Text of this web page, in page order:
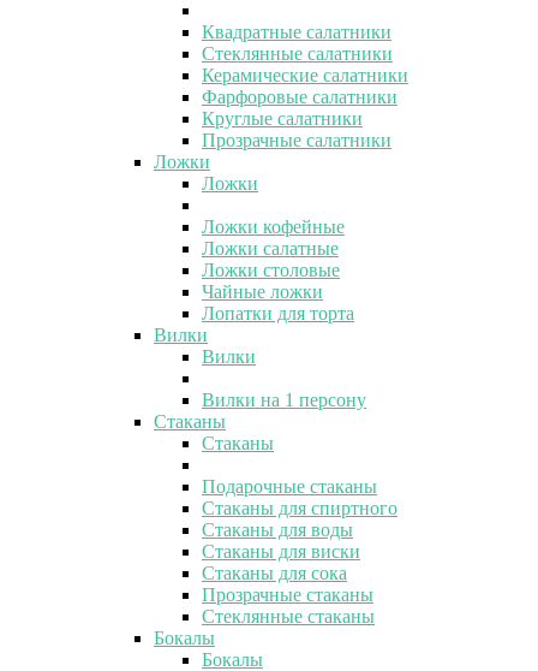
Квадратные салатники
Стеклянные салатники
Керамические салатники
Фарфоровые салатники
Круглые салатники
Прозрачные салатники
Ложки
Ложки
Ложки кофейные
Ложки салатные
Ложки столовые
Чайные ложки
Лопатки для торта
Вилки
Вилки
Вилки на 1 персону
Стаканы
Стаканы
Подарочные стаканы
Стаканы для спиртного
Стаканы для воды
Стаканы для виски
Стаканы для сока
Прозрачные стаканы
Стеклянные стаканы
Бокалы
Бокалы